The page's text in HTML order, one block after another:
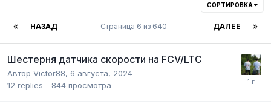
СОРТИРОВКА
НАЗАД ДАЛЕЕ
Страница 6 из 640
Шестерня датчика скорости на FCV/LTC
Автор Victor88, 6 августа, 2024
12 replies 844 просмотра